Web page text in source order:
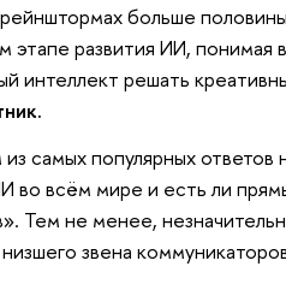
больше
этапе развития ИИ,
интеллект решать
самых популярных ответов
во всём мире и есть ли
Тем не менее,
звена